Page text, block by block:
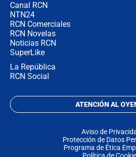
Canal RCN
NTN24
RCN Comerciales
RCN Novelas
Noticias RCN
SuperLike
La República
RCN Social
ATENCIÓN AL
Aviso de
Protección de Datos
Programa de Ética